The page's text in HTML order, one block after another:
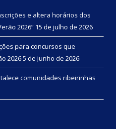
e altera horários dos
2026” 15 de julho de 2026
para concursos que
20265 de junho de 2026
comunidades ribeirinhas